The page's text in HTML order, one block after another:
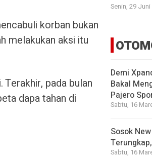
korban bukan
melakukan aksi itu
Terakhir, pada bulan
dapa tahan di
Senin, 29 Juni
Demi
Bakal
Pajero
Sabtu, 16
Sosok
Sabtu, 16